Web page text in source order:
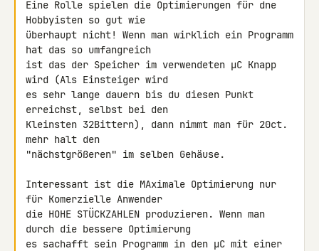
Eine Rolle spielen die Optimierungen für dne
Hobbyisten so gut wie
überhaupt nicht! Wenn man wirklich ein Programm
hat das so umfangreich
ist das der Speicher im verwendeten µC Knapp
wird (Als Einsteiger wird
es sehr lange dauern bis du diesen Punkt
erreichst, selbst bei den
Kleinsten 32Bittern), dann nimmt man für 20ct.
mehr halt den
"nächstgrößeren" im selben Gehäuse.
Interessant ist die MAximale Optimierung nur
für Komerzielle Anwender
die HOHE STÜCKZAHLEN produzieren. Wenn man
durch die bessere Optimierung
es sachafft sein Programm in den µC mit einer